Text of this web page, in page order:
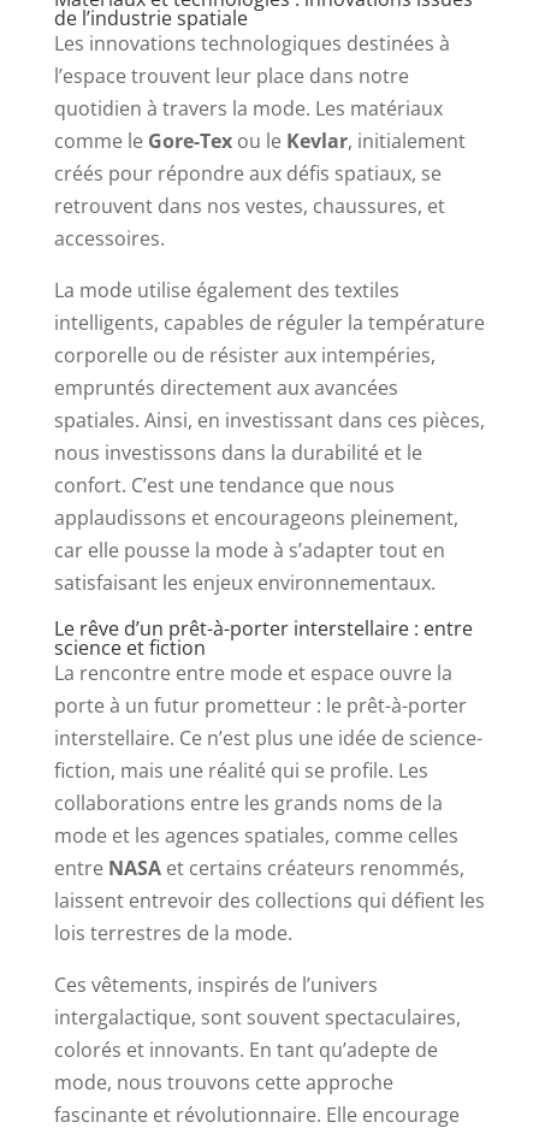
de l’industrie spatiale
Les innovations technologiques destinées à
l’espace trouvent leur place dans notre
quotidien à travers la mode. Les matériaux
comme le Gore-Texou le Kevlar, initialement
créés pour répondre aux défis spatiaux, se
retrouvent dans nos vestes, chaussures, et
accessoires.
La mode utilise également des textiles
intelligents, capables de réguler la température
corporelle ou de résister aux intempéries,
empruntés directement aux avancées
spatiales. Ainsi, en investissant dans ces pièces,
nous investissons dans la durabilité et le
confort. C’est une tendance que nous
applaudissons et encourageons pleinement,
car elle pousse la mode à s’adapter tout en
satisfaisant les enjeux environnementaux.
Le rêve d’un prêt-à-porter interstellaire : entre
science et fiction
La rencontre entre mode et espace ouvre la
porte à un futur prometteur : le prêt-à-porter
interstellaire. Ce n’est plus une idée de science-
fiction, mais une réalité qui se profile. Les
collaborations entre les grands noms de la
mode et les agences spatiales, comme celles
entre NASAet certains créateurs renommés,
laissent entrevoir des collections qui défient les
lois terrestres de la mode.
Ces vêtements, inspirés de l’univers
intergalactique, sont souvent spectaculaires,
colorés et innovants. En tant qu’adepte de
mode, nous trouvons cette approche
fascinante et révolutionnaire. Elle encourage